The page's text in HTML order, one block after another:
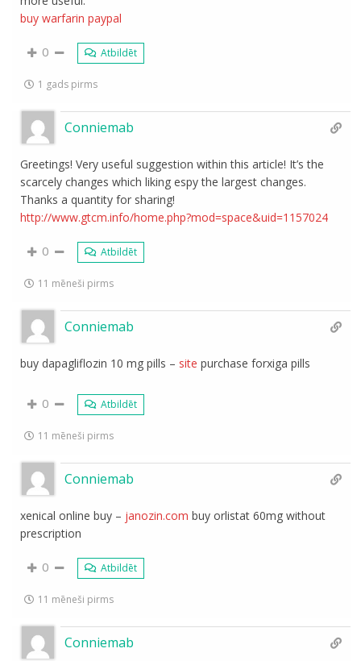
buy warfarin paypal
0 Atbildēt
1 gads pirms
Conniemab
Greetings! Very useful suggestion within this article! It’s the
scarcely changes which liking espy the largest changes.
Thanks a quantity for sharing!
http://www.gtcm.info/home.php?mod=space&uid=1157024
0 Atbildēt
11 mēneši pirms
Conniemab
buy dapagliflozin 10 mg pills – site purchase forxiga pills
0 Atbildēt
11 mēneši pirms
Conniemab
xenical online buy – janozin.com buy orlistat 60mg without
prescription
0 Atbildēt
11 mēneši pirms
Conniemab